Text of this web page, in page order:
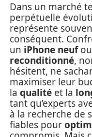
Dans un marché
perpétuelle
représente
conséquent.
un iPhone neuf
reconditionné,
hésitent, ne
maximiser leur
la qualité et la
tant qu’experts
à la recherche de
fiables pour